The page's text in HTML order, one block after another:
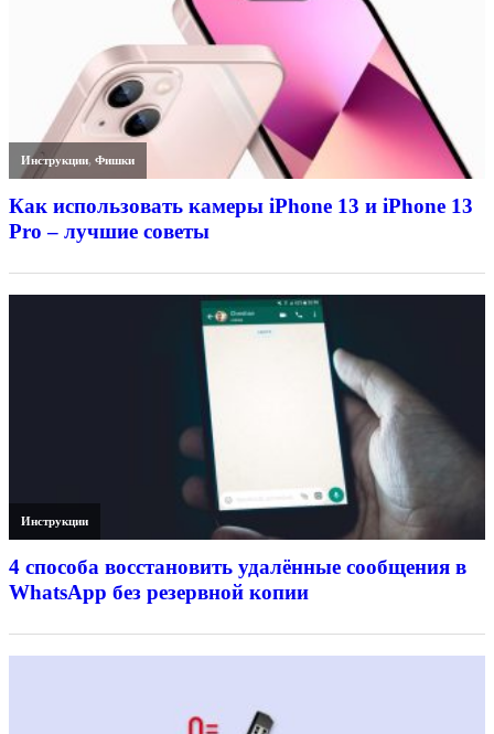
Инструкции,Фишки
Как использовать камеры iPhone 13 и iPhone 13
Pro – лучшие советы
Инструкции
4 способа восстановить удалённые сообщения в
WhatsApp без резервной копии